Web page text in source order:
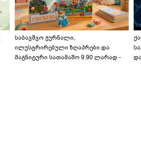
საბავშვო ჟურნალი,
ილუსტრირებული ზღაპრები და
მაგნიტური სათამაშო 9.90 ლარად -